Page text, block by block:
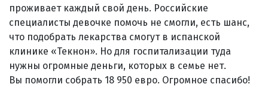
проживает каждый свой день. Российские
специалисты девочке помочь не смогли, есть шанс,
что подобрать лекарства смогут в испанской
клинике «Текнон». Но для госпитализации туда
нужны огромные деньги, которых в семье нет.
Вы помогли собрать 18 950 евро. Огромное спасибо!